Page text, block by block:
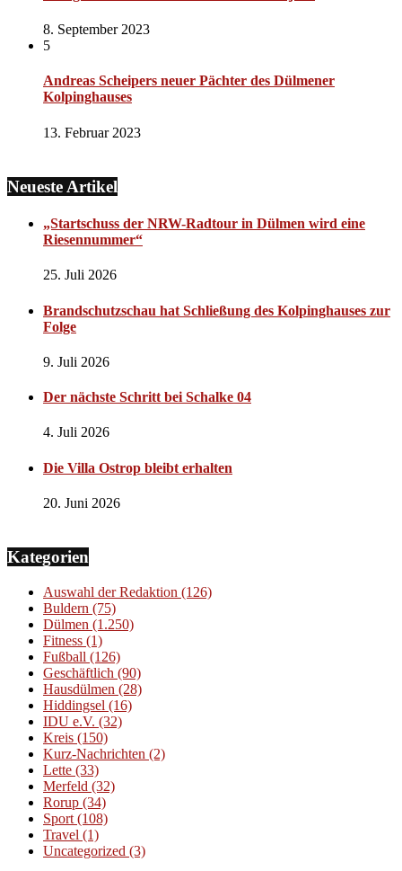
8. September 2023
5
Andreas Scheipers neuer Pächter des Dülmener
Kolpinghauses
13. Februar 2023
Neueste Artikel
„Startschuss der NRW-Radtour in Dülmen wird eine
Riesennummer“
25. Juli 2026
Brandschutzschau hat Schließung des Kolpinghauses zur
Folge
9. Juli 2026
Der nächste Schritt bei Schalke 04
4. Juli 2026
Die Villa Ostrop bleibt erhalten
20. Juni 2026
Kategorien
Auswahl der Redaktion (126)
Buldern (75)
Dülmen (1.250)
Fitness (1)
Fußball (126)
Geschäftlich (90)
Hausdülmen (28)
Hiddingsel (16)
IDU e.V. (32)
Kreis (150)
Kurz-Nachrichten (2)
Lette (33)
Merfeld (32)
Rorup (34)
Sport (108)
Travel (1)
Uncategorized (3)